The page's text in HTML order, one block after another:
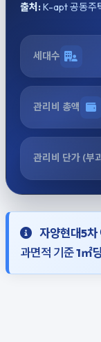
출처:K-apt 공동주
세대수
관리비 총액
관리비 단가 (부
자양현대5차
과면적 기준1㎡